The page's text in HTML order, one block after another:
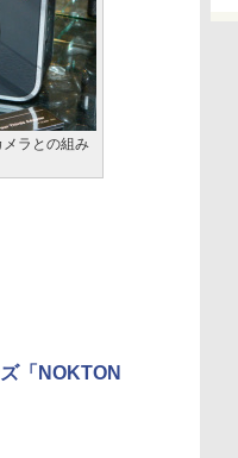
ラとの組み
「NOKTON